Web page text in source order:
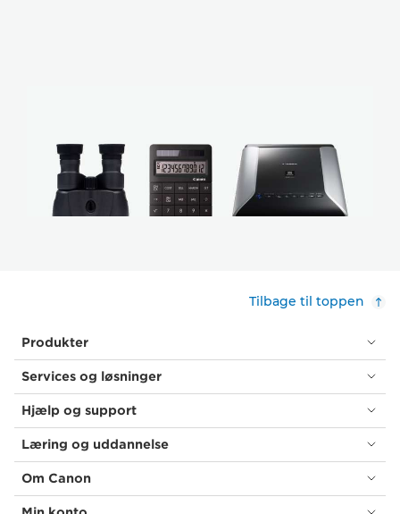
Tilbage til toppen
Produkter
Services og løsninger
Hjælp og support
Læring og uddannelse
Om Canon